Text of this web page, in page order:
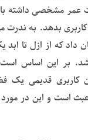
مشخصی داشته
بدهد. به ندرت
داد که از ازل تا
بر این اساس
کاربری قدیمی یک
است و این در مورد